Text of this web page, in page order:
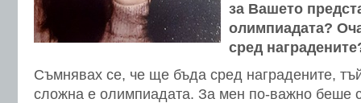
за Вашето
олимпиадата?
сред
Съмнявах се, че ще бъда сред наградените,
сложна е олимпиадата. За мен по-важно беше